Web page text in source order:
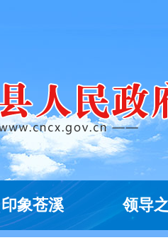
印象苍溪 领导